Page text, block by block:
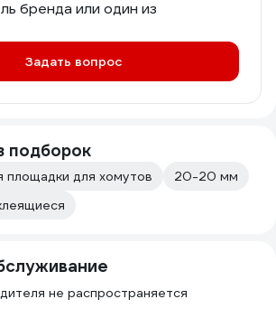
бренда или один из
Задать вопрос
подборок
для хомутов
20-20 мм
не распространяется